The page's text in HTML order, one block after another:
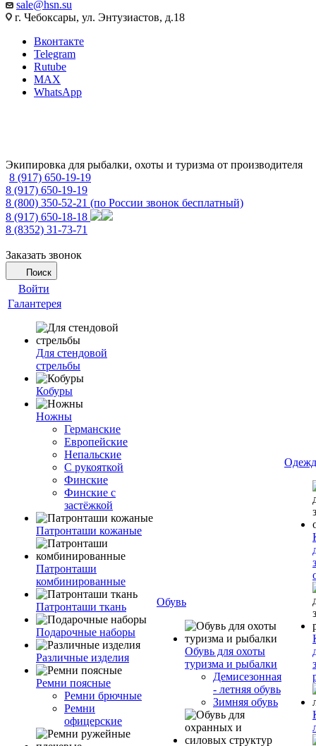
sale@hsn.su
г. Чебоксары, ул. Энтузиастов, д.18
Вконтакте
Telegram
Rutube
MAX
WhatsApp
Экипировка для рыбалки, охоты и туризма от производителя
8 (917) 650-19-19
8 (917) 650-19-19
8 (800) 350-52-21 (по России звонок бесплатный)
8 (917) 650-18-18
8 (8352) 31-73-71
Заказать звонок
Поиск
Войти
Галантерея
Для стендовой
стрельбы
Кобуры
Ножны
Германские
Европейские
Непальские
С рукояткой
Финские
Финские с
застёжкой
Патронташи кожаные
Патронташи
комбинированные
Патронташи ткань
Подарочные наборы
Различные изделия
Ремни поясные
Ремни брючные
Ремни
офицерские
Обувь
Обувь для охоты
туризма и рыбалки
Демисезонная
- летняя обувь
Зимняя обувь